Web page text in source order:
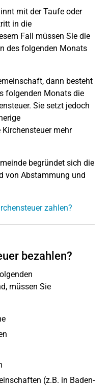
mit der Taufe oder
in die
Fall müssen Sie die
des folgenden Monats
dann besteht
folgenden Monats die
Sie setzt jedoch
mehr
begründet sich die
von Abstammung und
zahlen?
bezahlen?
müssen Sie
(z.B. in Baden-